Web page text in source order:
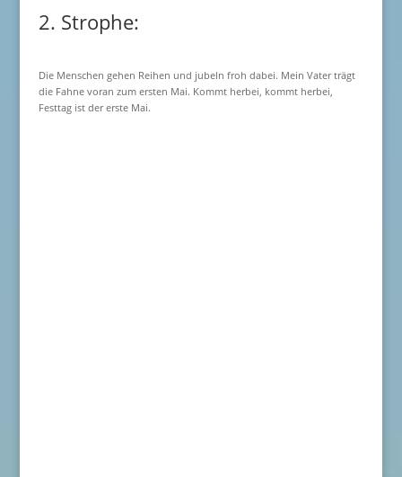
2. Strophe:
Die Menschen gehen Reihen und jubeln froh dabei. Mein Vater trägt
die Fahne voran zum ersten Mai. Kommt herbei, kommt herbei,
Festtag ist der erste Mai.